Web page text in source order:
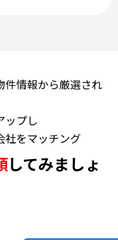
件情報から厳選され
ップし
社をマッチング
してみましょ